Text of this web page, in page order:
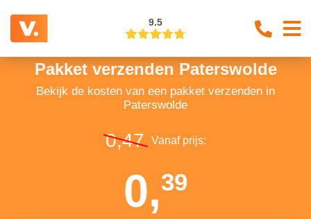
9.5
Pakket verzenden Paterswolde
Bekijk de kosten van een pakket verzenden in
Paterswolde
0,47 Vanaf prijs:
0,39